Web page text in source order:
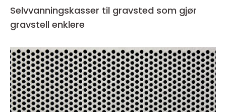
Selvvanningskasser til gravsted som gjør
gravstell enklere